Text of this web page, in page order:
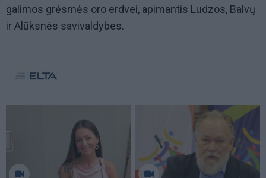
galimos grėsmės oro erdvei, apimantis Ludzos, Balvų
ir Alūksnės savivaldybes.